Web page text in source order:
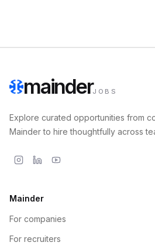
mainderJOBS
Explore curated opportunities from
Mainder to hire thoughtfully across
Mainder
For companies
For recruiters